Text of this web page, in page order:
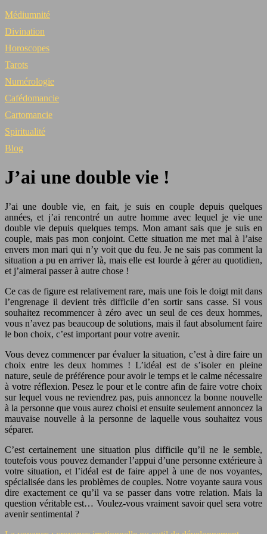
Médiumnité
Divination
Horoscopes
Tarots
Numérologie
Cafédomancie
Cartomancie
Spiritualité
Blog
J’ai une double vie !
J’ai une double vie, en fait, je suis en couple depuis quelques
années, et j’ai rencontré un autre homme avec lequel je vie une
double vie depuis quelques temps. Mon amant sais que je suis en
couple, mais pas mon conjoint. Cette situation me met mal à l’aise
envers mon mari qui n’y voit que du feu. Je ne sais pas comment la
situation a pu en arriver là, mais elle est lourde à gérer au quotidien,
et j’aimerai passer à autre chose !
Ce cas de figure est relativement rare, mais une fois le doigt mit dans
l’engrenage il devient très difficile d’en sortir sans casse. Si vous
souhaitez recommencer à zéro avec un seul de ces deux hommes,
vous n’avez pas beaucoup de solutions, mais il faut absolument faire
le bon choix, c’est important pour votre avenir.
Vous devez commencer par évaluer la situation, c’est à dire faire un
choix entre les deux hommes ! L’idéal est de s’isoler en pleine
nature, seule de préférence pour avoir le temps et le calme nécessaire
à votre réflexion. Pesez le pour et le contre afin de faire votre choix
sur lequel vous ne reviendrez pas, puis annoncez la bonne nouvelle
à la personne que vous aurez choisi et ensuite seulement annoncez la
mauvaise nouvelle à la personne de laquelle vous souhaitez vous
séparer.
C’est certainement une situation plus difficile qu’il ne le semble,
toutefois vous pouvez demander l’appui d’une personne extérieure à
votre situation, et l’idéal est de faire appel à une de nos voyantes,
spécialisée dans les problèmes de couples. Notre voyante saura vous
dire exactement ce qu’il va se passer dans votre relation. Mais la
question véritable est… Voulez-vous vraiment savoir quel sera votre
avenir sentimental ?